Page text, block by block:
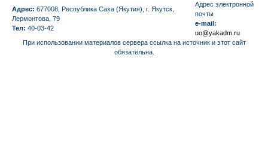
Адрес: 677008, Республика Саха (Якутия), г. Якутск,
Лермонтова, 79
Тел: 40-03-42
Aдрес электронной
почты
e-mail:
uo@yakadm.ru
При использовании материалов сервера ссылка на источник и этот сайт
обязательна.